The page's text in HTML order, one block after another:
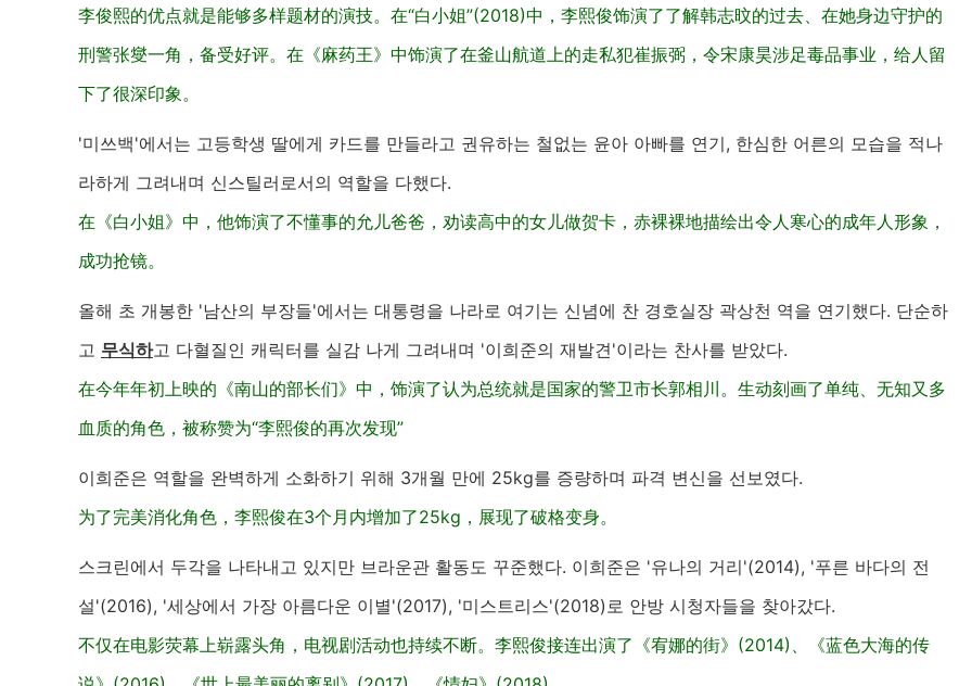
李俊熙的优点就是能够多样题材的演技。在“白小姐”(2018)中，李熙俊饰演了了解韩志旼的过去、在她身边守护的
刑警张燮一角，备受好评。在《麻药王》中饰演了在釜山航道上的走私犯崔振弼，令宋康昊涉足毒品事业，给人留
下了很深印象。
'미쓰백'에서는 고등학생 딸에게 카드를 만들라고 권유하는 철없는 윤아 아빠를 연기, 한심한 어른의 모습을 적나
라하게 그려내며 신스틸러로서의 역할을 다했다.
在《白小姐》中，他饰演了不懂事的允儿爸爸，劝读高中的女儿做贺卡，赤裸裸地描绘出令人寒心的成年人形象，
成功抢镜。
올해 초 개봉한 '남산의 부장들'에서는 대통령을 나라로 여기는 신념에 찬 경호실장 곽상천 역을 연기했다. 단순하
고 무식하고 다혈질인 캐릭터를 실감 나게 그려내며 '이희준의 재발견'이라는 찬사를 받았다.
在今年年初上映的《南山的部长们》中，饰演了认为总统就是国家的警卫市长郭相川。生动刻画了单纯、无知又多
血质的角色，被称赞为“李熙俊的再次发现”
이희준은 역할을 완벽하게 소화하기 위해 3개월 만에 25kg를 증량하며 파격 변신을 선보였다.
为了完美消化角色，李熙俊在3个月内增加了25kg，展现了破格变身。
스크린에서 두각을 나타내고 있지만 브라운관 활동도 꾸준했다. 이희준은 '유나의 거리'(2014), '푸른 바다의 전
설'(2016), '세상에서 가장 아름다운 이별'(2017), '미스트리스'(2018)로 안방 시청자들을 찾아갔다.
不仅在电影荧幕上崭露头角，电视剧活动也持续不断。李熙俊接连出演了《宥娜的街》(2014)、《蓝色大海的传